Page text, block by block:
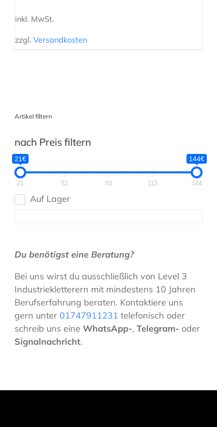
inkl. MwSt.
zzgl. Versandkosten
Artikel filtern
nach Preis filtern
21€ 144€
21 52 83 113 144
Auf Lager
Du benötigst eine Beratung?
Bei uns wirst du ausschließlich von Level 3
Industriekletterern mit mindestens 10 Jahren
Berufserfahrung beraten. Kontaktiere uns
gern unter 01747911231 telefonisch oder
schreib uns eine WhatsApp-, Telegram- oder
Signalnachricht.